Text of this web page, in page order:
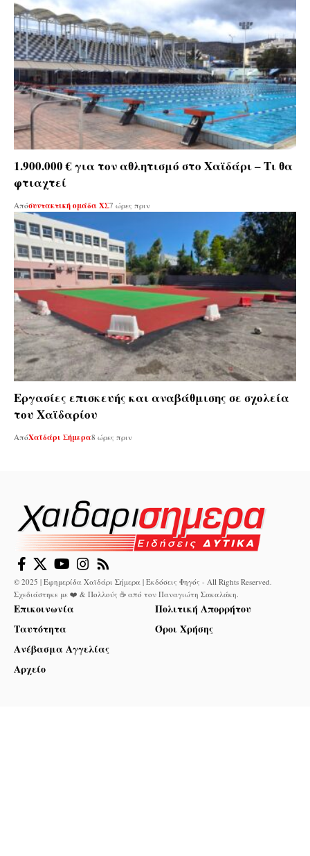
1.900.000 € για τον αθλητισμό στο Χαϊδάρι – Τι θα
φτιαχτεί
Απόσυντακτική ομάδα ΧΣ7 ώρες πριν
Εργασίες επισκευής και αναβάθμισης σε σχολεία
του Χαϊδαρίου
ΑπόΧαϊδάρι Σήμερα8 ώρες πριν
© 2025 | Εφημερίδα Χαϊδάρι Σήμερα | Εκδόσεις Φηγός - All Rights Reserved.
Σχεδιάστηκε με ❤️ & Πολλούς ☕ από τον Παναγιώτη Σακαλάκη
Επικοινωνία
Ταυτότητα
Ανέβασμα Αγγελίας
Αρχείο
Πολιτική Απορρήτου
Όροι Χρήσης